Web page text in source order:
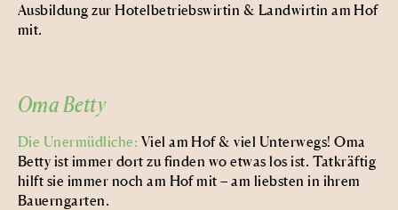
Ausbildung zur Hotelbetriebswirtin & Landwirtin am Hof
mit.
Oma Betty
Die Unermüdliche: Viel am Hof & viel Unterwegs! Oma
Betty ist immer dort zu finden wo etwas los ist. Tatkräftig
hilft sie immer noch am Hof mit – am liebsten in ihrem
Bauerngarten.